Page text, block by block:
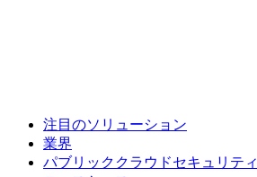
注目のソリューション
業界
パブリッククラウドセキュリティ